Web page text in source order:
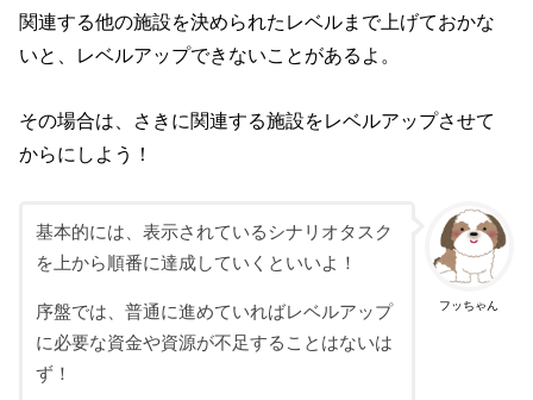
関連する他の施設を決められたレベルまで上げておかな
いと、レベルアップできないことがあるよ。
その場合は、さきに関連する施設をレベルアップさせて
からにしよう！
フッちゃん
基本的には、表示されているシナリオタスク
を上から順番に達成していくといいよ！
序盤では、普通に進めていればレベルアップ
に必要な資金や資源が不足することはないは
ず！